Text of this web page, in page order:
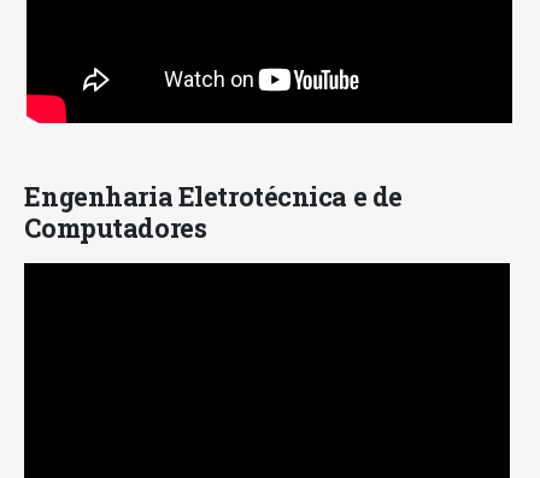
Engenharia Eletrotécnica e de
Computadores